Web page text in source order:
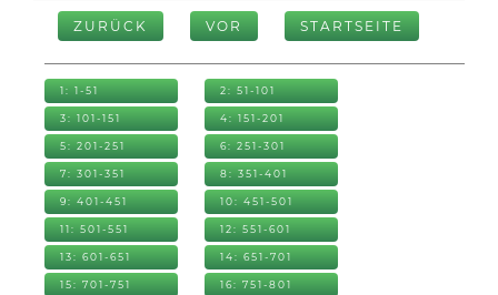
ZURÜCK VOR STARTSEITE
1: 1-51 2: 51-101
3: 101-151 4: 151-201
5: 201-251 6: 251-301
7: 301-351 8: 351-401
9: 401-451 10: 451-501
11: 501-551 12: 551-601
13: 601-651 14: 651-701
15: 701-751 16: 751-801